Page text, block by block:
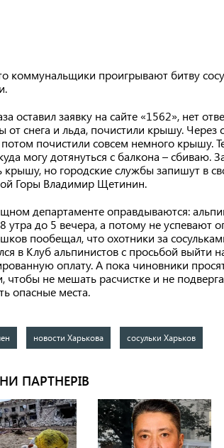
коммунальщики проигрывают битву
оставил заявку на сайте «1562», нет
от снега и льда, почистили крышу.
почистили совсем немного крышу.
куда могу дотянуться с балкона – сбиваю.
крышу, но городские службы запишут в
Горы Владимир Щетинин.
департаменте оправдываются:
утра до 5 вечера, а потому не успевают
пообещал, что охотники за
в Клуб альпинистов с просьбой выйти
оплату. А пока чиновники
чтобы не мешать расчистке и не
опасные места.
новости Харькова сосульки Харьков